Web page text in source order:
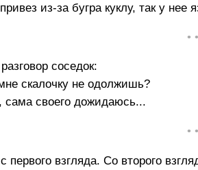
из-за бугра куклу, так у нее
•
соседок:
скалочку не одолжишь?
своего дожидаюсь...
•
взгляда. Со второго